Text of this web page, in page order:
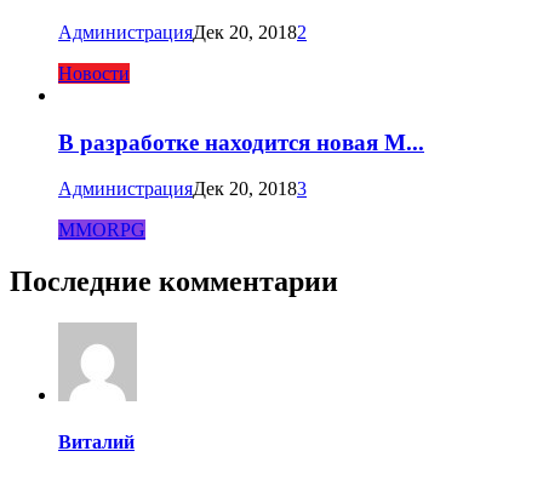
АдминистрацияДек 20, 20182
Новости
В разработке находится новая M...
АдминистрацияДек 20, 20183
MMORPG
Последние комментарии
Виталий